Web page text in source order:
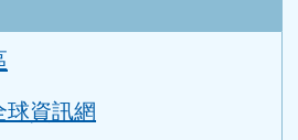
球資訊網